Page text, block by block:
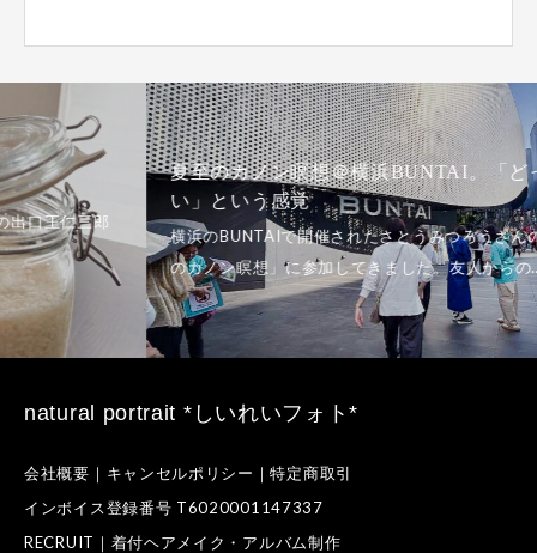
夏至のカノン瞑想＠横浜BUNTAI。「どっちでもい
い」という感覚
natural portrait *しいれいフォト*
会社概要｜キャンセルポリシー｜特定商取引
インボイス登録番号 T6020001147337
RECRUIT｜着付ヘアメイク・アルバム制作